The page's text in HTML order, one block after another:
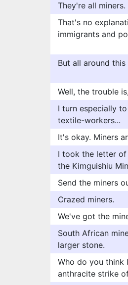
They're all miners.
That's no
immigrants and
But all around
Well, the trouble
I turn especially
textile-workers...
It's okay. Miners
I took the letter
the Kimguishiu
Send the miners
Crazed miners.
We've got the
South African
larger stone.
Who do you think
anthracite strike